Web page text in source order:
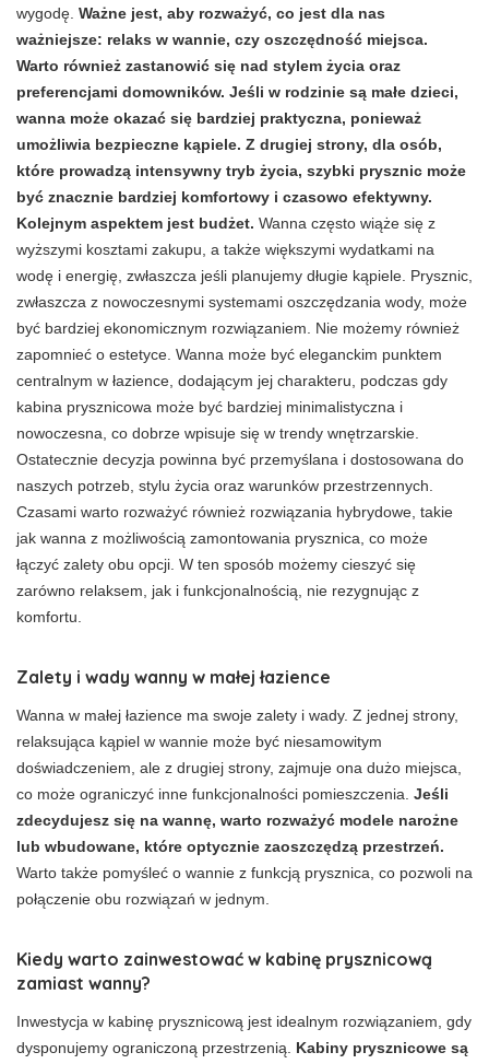
wygodę. Ważne jest, aby rozważyć, co jest dla nas
ważniejsze: relaks w wannie, czy oszczędność miejsca.
Warto również zastanowić się nad stylem życia oraz
preferencjami domowników. Jeśli w rodzinie są małe dzieci,
wanna może okazać się bardziej praktyczna, ponieważ
umożliwia bezpieczne kąpiele. Z drugiej strony, dla osób,
które prowadzą intensywny tryb życia, szybki prysznic może
być znacznie bardziej komfortowy i czasowo efektywny.
Kolejnym aspektem jest budżet. Wanna często wiąże się z
wyższymi kosztami zakupu, a także większymi wydatkami na
wodę i energię, zwłaszcza jeśli planujemy długie kąpiele. Prysznic,
zwłaszcza z nowoczesnymi systemami oszczędzania wody, może
być bardziej ekonomicznym rozwiązaniem. Nie możemy również
zapomnieć o estetyce. Wanna może być eleganckim punktem
centralnym w łazience, dodającym jej charakteru, podczas gdy
kabina prysznicowa może być bardziej minimalistyczna i
nowoczesna, co dobrze wpisuje się w trendy wnętrzarskie.
Ostatecznie decyzja powinna być przemyślana i dostosowana do
naszych potrzeb, stylu życia oraz warunków przestrzennych.
Czasami warto rozważyć również rozwiązania hybrydowe, takie
jak wanna z możliwością zamontowania prysznica, co może
łączyć zalety obu opcji. W ten sposób możemy cieszyć się
zarówno relaksem, jak i funkcjonalnością, nie rezygnując z
komfortu.
Zalety i wady wanny w małej łazience
Wanna w małej łazience ma swoje zalety i wady. Z jednej strony,
relaksująca kąpiel w wannie może być niesamowitym
doświadczeniem, ale z drugiej strony, zajmuje ona dużo miejsca,
co może ograniczyć inne funkcjonalności pomieszczenia. Jeśli
zdecydujesz się na wannę, warto rozważyć modele narożne
lub wbudowane, które optycznie zaoszczędzą przestrzeń.
Warto także pomyśleć o wannie z funkcją prysznica, co pozwoli na
połączenie obu rozwiązań w jednym.
Kiedy warto zainwestować w kabinę prysznicową
zamiast wanny?
Inwestycja w kabinę prysznicową jest idealnym rozwiązaniem, gdy
dysponujemy ograniczoną przestrzenią. Kabiny prysznicowe są